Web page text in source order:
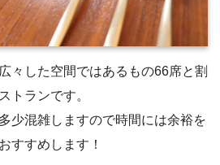
々した空間ではあるもの66席と割
トランです。
少混雑しますので時間には余裕を
すすめします！